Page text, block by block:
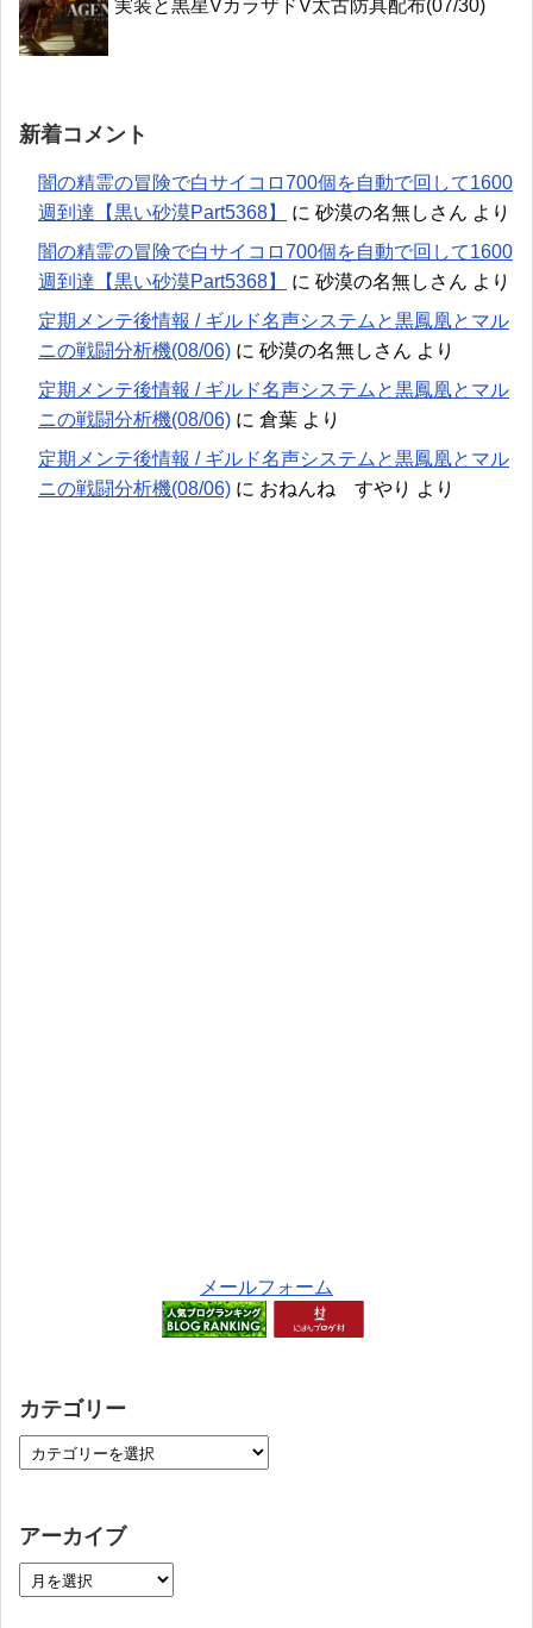
実装と黒星VカラザドV太古防具配布(07/30)
新着コメント
闇の精霊の冒険で白サイコロ700個を自動で回して1600
週到達【黒い砂漠Part5368】
に 砂漠の名無しさん より
闇の精霊の冒険で白サイコロ700個を自動で回して1600
週到達【黒い砂漠Part5368】
に 砂漠の名無しさん より
定期メンテ後情報 / ギルド名声システムと黒鳳凰とマル
ニの戦闘分析機(08/06) に 砂漠の名無しさん より
定期メンテ後情報 / ギルド名声システムと黒鳳凰とマル
ニの戦闘分析機(08/06) に 倉葉 より
定期メンテ後情報 / ギルド名声システムと黒鳳凰とマル
ニの戦闘分析機(08/06) に おねんね すやり より
メールフォーム
カテゴリー
アーカイブ